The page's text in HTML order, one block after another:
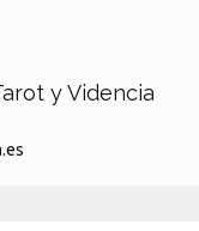
y Videncia